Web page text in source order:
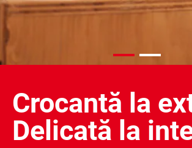
Crocantă la
Delicată la